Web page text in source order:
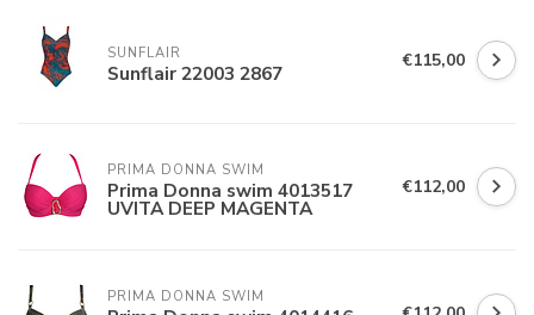
SUNFLAIR
Sunflair 22003 2867 €115,00
PRIMA DONNA SWIM
Prima Donna swim 4013517
UVITA DEEP MAGENTA
€112,00
PRIMA DONNA SWIM